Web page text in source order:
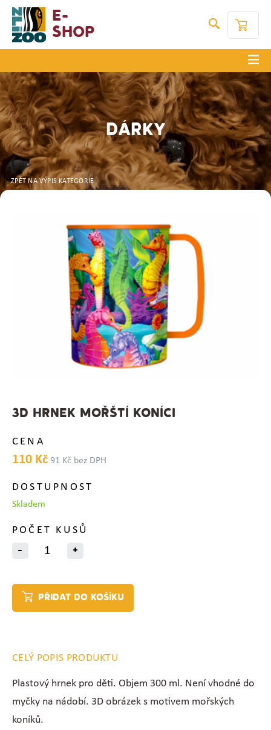
E-
Shop
DÁRKY
ZPĚT NA VÝPIS KATEGORIE
3D HRNEK MOŘŠTÍ KONÍCI
CENA
110 Kč 91 Kč bez DPH
DOSTUPNOST
Skladem
POČET KUSŮ
-
+
PŘIDAT DO KOŠÍKU
CELÝ POPIS PRODUKTU
Plastový hrnek pro děti. Objem 300 ml. Není vhodné do
myčky na nádobí. 3D obrázek s motivem mořských
koníků.